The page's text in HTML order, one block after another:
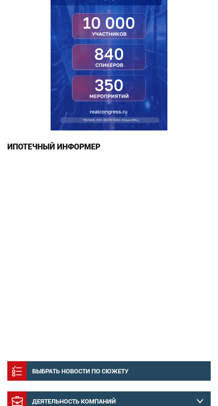
ИПОТЕЧНЫЙ ИНФОРМЕР
ВЫБРАТЬ НОВОСТИ ПО СЮЖЕТУ
ДЕЯТЕЛЬНОСТЬ КОМПАНИЙ